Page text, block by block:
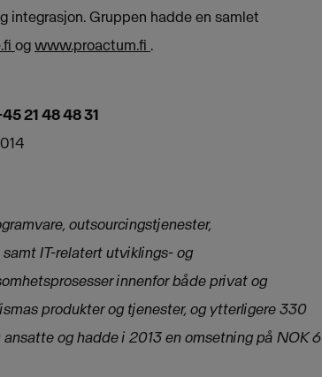
integrasjon. Gruppen hadde en samlet
ogwww.proactum.fi .
21 48 48 31
outsourcingstjenester,
IT-relatert utviklings- og
innenfor både privat og
produkter og tjenester, og ytterligere 330
og hadde i 2013 en omsetning på NOK 6